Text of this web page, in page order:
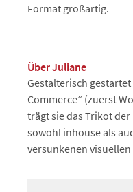
Format großartig.
Über Juliane
Gestalterisch
Commerce” (zuerst
trägt sie das Trikot
sowohl inhouse als
versunkenen visuellen